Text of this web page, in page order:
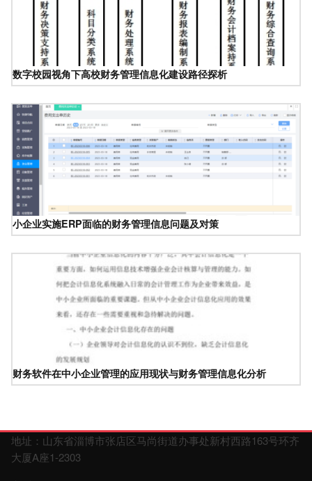
数字校园视角下高校财务管理信息化建设路径探析
小企业实施ERP面临的财务管理信息问题及对策
财务软件在中小企业管理的应用现状与财务管理信息化分析
地址：山东省淄博市张店区马尚街道办事处新村西路163号环齐
大厦A座1-2303